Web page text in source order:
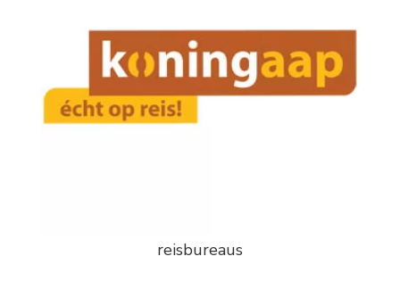
reisbureaus